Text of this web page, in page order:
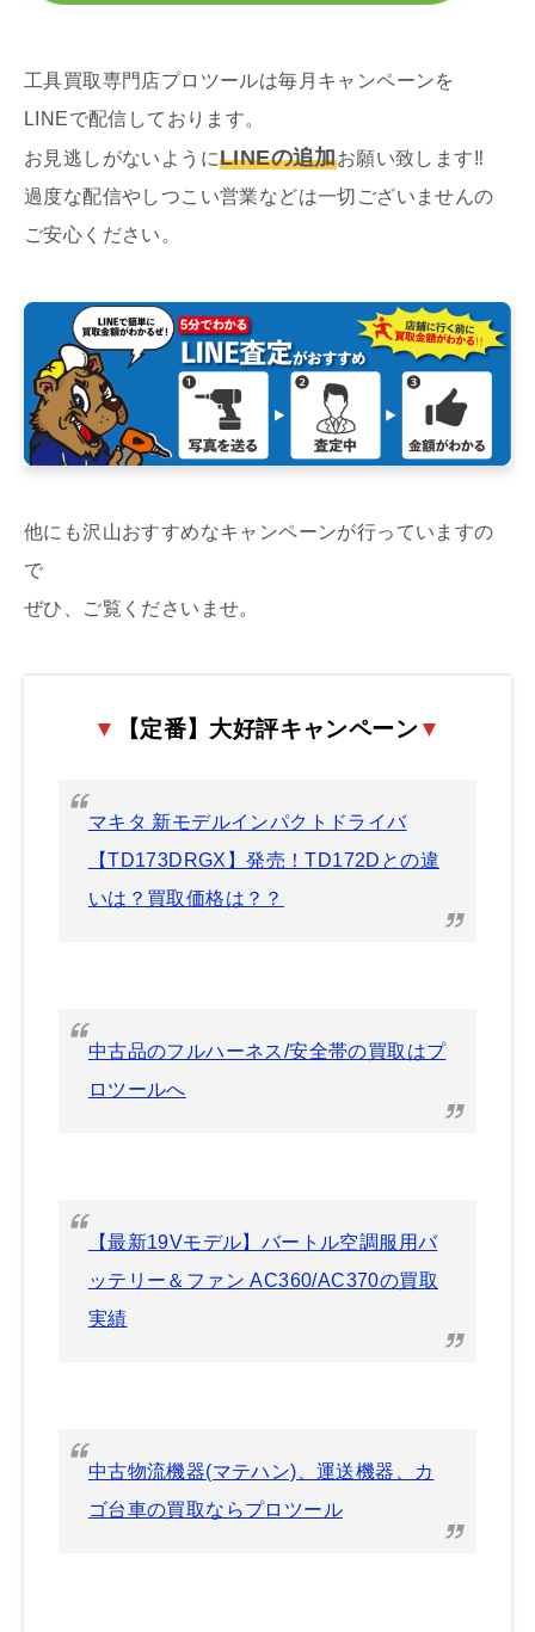
工具買取専門店プロツールは毎月キャンペーンを
LINEで配信しております。
お見逃しがないようにLINEの追加お願い致します‼︎
過度な配信やしつこい営業などは一切ございませんの
ご安心ください。
他にも沢山おすすめなキャンペーンが行っていますの
で
ぜひ、ご覧くださいませ。
▼ 【定番】大好評キャンペーン▼
マキタ 新モデルインパクトドライバ
【TD173DRGX】発売！TD172Dとの違
いは？買取価格は？？
中古品のフルハーネス/安全帯の買取はプ
ロツールへ
【最新19Vモデル】バートル空調服用バ
ッテリー＆ファン AC360/AC370の買取
実績
中古物流機器(マテハン)、運送機器、カ
ゴ台車の買取ならプロツール